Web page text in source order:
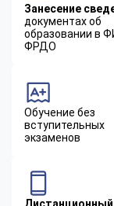
Занесение
документах об
образовании в
ФРДО
Обучение без
вступительных
экзаменов
Дистанционный